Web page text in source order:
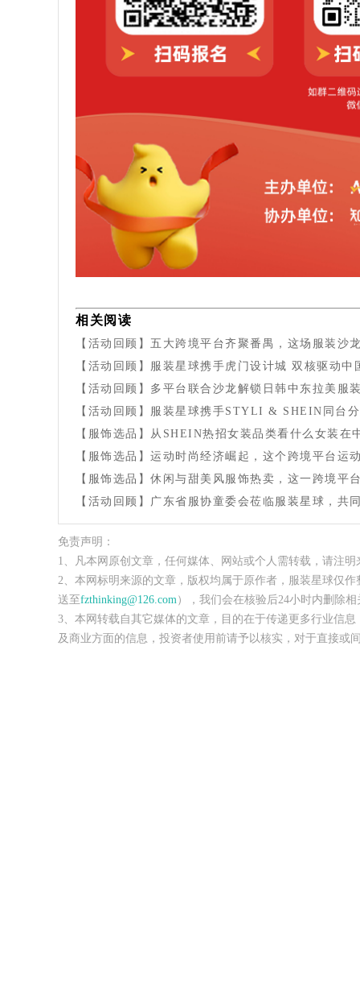
相关阅读
【活动回顾】五大跨境平台齐聚番禺，这场服装沙
【活动回顾】服装星球携手虎门设计城 双核驱动中
【活动回顾】多平台联合沙龙解锁日韩中东拉美服
【活动回顾】服装星球携手STYLI & SHEIN同台
【服饰选品】从SHEIN热招女装品类看什么女装在
【服饰选品】运动时尚经济崛起，这个跨境平台运
【服饰选品】休闲与甜美风服饰热卖，这一跨境平
【活动回顾】广东省服协童委会莅临服装星球，共
免责声明：
1、凡本网原创文章，任何媒体、网站或个人需转载，请注明
2、本网标明来源的文章，版权均属于原作者，服装星球仅
送至fzthinking@126.com），我们会在核验后24小时内删除
3、本网转载自其它媒体的文章，目的在于传递更多行业信
及商业方面的信息，投资者使用前请予以核实，对于直接或